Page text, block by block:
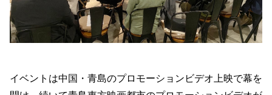
イベントは中国・青島のプロモーションビデオ上映で幕を